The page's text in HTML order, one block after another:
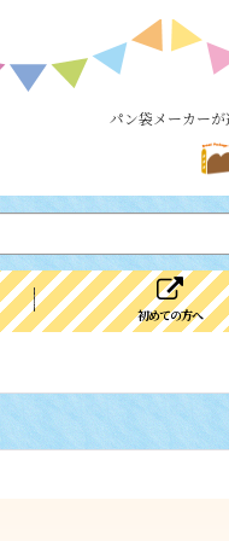
パン袋メーカー
初めての方へ